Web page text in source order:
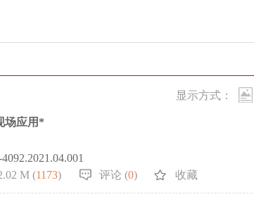
显示方式：
场应用*
M (1173) 评论 (0) 收藏